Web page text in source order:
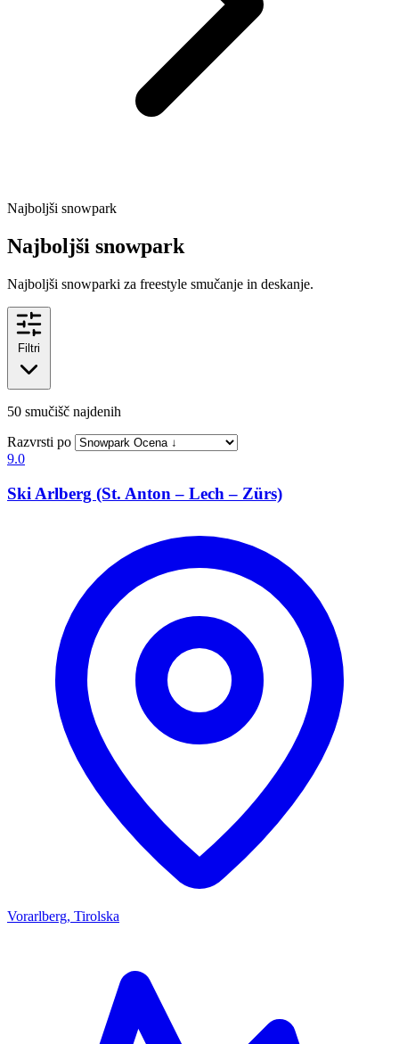
Najboljši snowpark
Najboljši snowpark
Najboljši snowparki za freestyle smučanje in deskanje.
Filtri
50 smučišč najdenih
Razvrsti po
9.0
Ski Arlberg (St. Anton – Lech – Zürs)
Vorarlberg, Tirolska